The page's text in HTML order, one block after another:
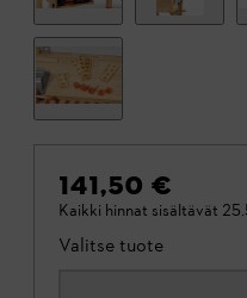
141,50 €
Kaikki hinnat sisältävät
Valitse tuote